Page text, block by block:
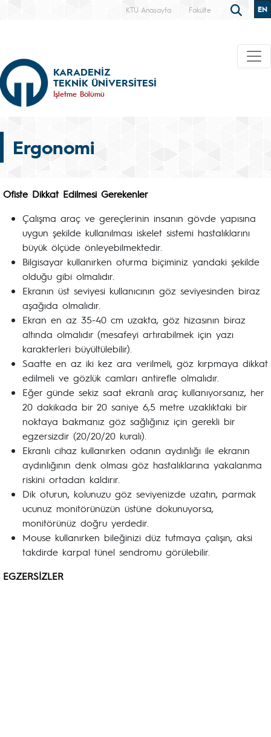
KTÜ Anasayfa Fakülte EN
KARADENİZ
TEKNİK ÜNİVERSİTESİ
İşletme Bölümü
Ergonomi
Ofiste Dikkat Edilmesi Gerekenler
Çalışma araç ve gereçlerinin insanın gövde yapısına
uygun şekilde kullanılması iskelet sistemi hastalıklarını
büyük ölçüde önleyebilmektedir.
Bilgisayar kullanırken oturma biçiminiz yandaki şekilde
olduğu gibi olmalıdır.
Ekranın üst seviyesi kullanıcının göz seviyesinden biraz
aşağıda olmalıdır.
Ekran en az 35-40 cm uzakta, göz hizasının biraz
altında olmalıdır (mesafeyi artırabilmek için yazı
karakterleri büyültülebilir).
Saatte en az iki kez ara verilmeli, göz kırpmaya dikkat
edilmeli ve gözlük camları antirefle olmalıdır.
Eğer günde sekiz saat ekranlı araç kullanıyorsanız, her
20 dakikada bir 20 saniye 6,5 metre uzaklıktaki bir
noktaya bakmanız göz sağlığınız için gerekli bir
egzersizdir (20/20/20 kuralı).
Ekranlı cihaz kullanırken odanın aydınlığı ile ekranın
aydınlığının denk olması göz hastalıklarına yakalanma
riskini ortadan kaldırır.
Dik oturun, kolunuzu göz seviyenizde uzatın, parmak
ucunuz monitörünüzün üstüne dokunuyorsa,
monitörünüz doğru yerdedir.
Mouse kullanırken bileğinizi düz tutmaya çalışın, aksi
takdirde karpal tünel sendromu görülebilir.
EGZERSİZLER